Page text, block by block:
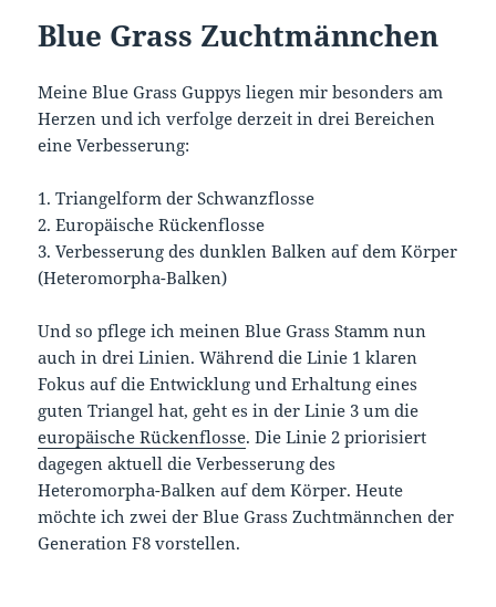
Blue Grass Zuchtmännchen
Meine Blue Grass Guppys liegen mir besonders am
Herzen und ich verfolge derzeit in drei Bereichen
eine Verbesserung:
1. Triangelform der Schwanzflosse
2. Europäische Rückenflosse
3. Verbesserung des dunklen Balken auf dem Körper
(Heteromorpha-Balken)
Und so pflege ich meinen Blue Grass Stamm nun
auch in drei Linien. Während die Linie 1 klaren
Fokus auf die Entwicklung und Erhaltung eines
guten Triangel hat, geht es in der Linie 3 um die
europäische Rückenflosse. Die Linie 2 priorisiert
dagegen aktuell die Verbesserung des
Heteromorpha-Balken auf dem Körper. Heute
möchte ich zwei der Blue Grass Zuchtmännchen der
Generation F8 vorstellen.